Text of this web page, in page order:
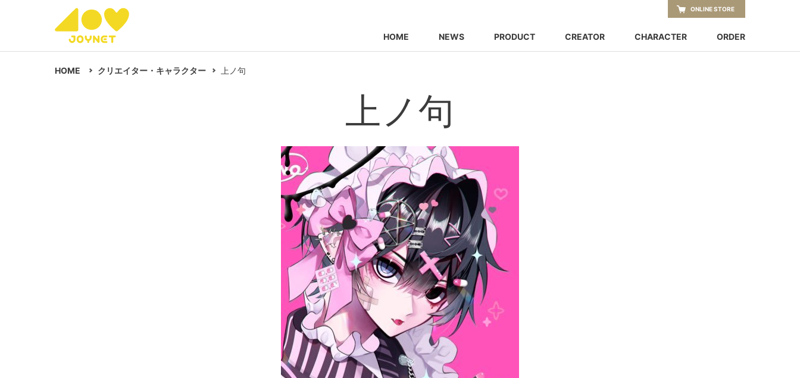
HOME NEWS PRODUCT CREATOR CHARACTER ORDER
ONLINE STORE
HOME クリエイター・キャラクター 上ノ句
上ノ句